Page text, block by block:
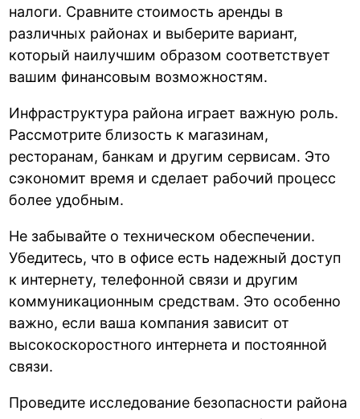
налоги. Сравните стоимость аренды в
различных районах и выберите вариант,
который наилучшим образом соответствует
вашим финансовым возможностям.
Инфраструктура района играет важную роль.
Рассмотрите близость к магазинам,
ресторанам, банкам и другим сервисам. Это
сэкономит время и сделает рабочий процесс
более удобным.
Не забывайте о техническом обеспечении.
Убедитесь, что в офисе есть надежный доступ
к интернету, телефонной связи и другим
коммуникационным средствам. Это особенно
важно, если ваша компания зависит от
высокоскоростного интернета и постоянной
связи.
Проведите исследование безопасности района